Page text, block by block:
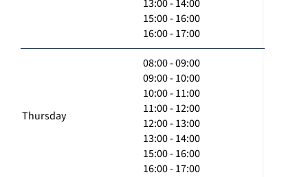
13:00 - 14:00
15:00 - 16:00
16:00 - 17:00
Thursday
08:00 - 09:00
09:00 - 10:00
10:00 - 11:00
11:00 - 12:00
12:00 - 13:00
13:00 - 14:00
15:00 - 16:00
16:00 - 17:00